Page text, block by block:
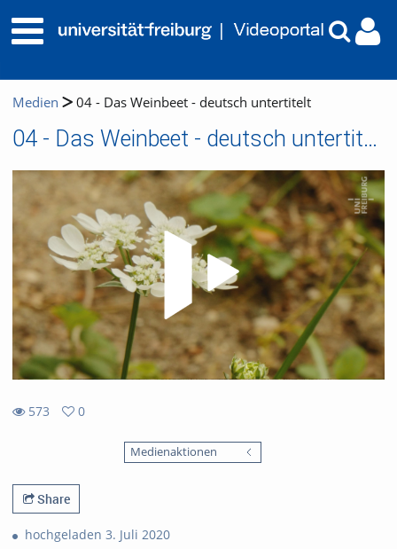
Medien 04 - Das Weinbeet - deutsch untertitelt
04 - Das Weinbeet - deutsch untertitelt
573
0
Medienaktionen
Share
hochgeladen 3. Juli 2020